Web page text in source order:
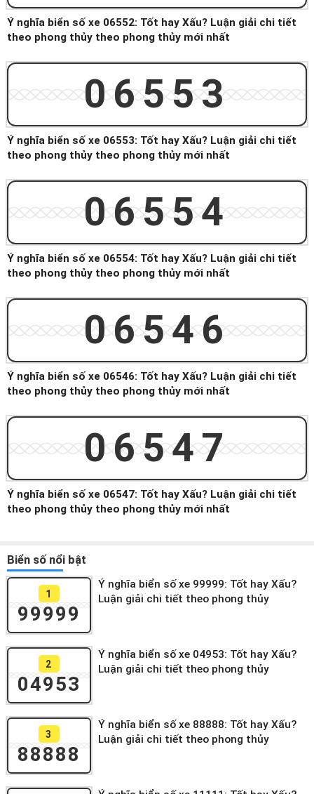
Ý nghĩa biển số xe 06552: Tốt hay Xấu? Luận giải chi tiết
theo phong thủy theo phong thủy mới nhất
06553
Ý nghĩa biển số xe 06553: Tốt hay Xấu? Luận giải chi tiết
theo phong thủy theo phong thủy mới nhất
06554
Ý nghĩa biển số xe 06554: Tốt hay Xấu? Luận giải chi tiết
theo phong thủy theo phong thủy mới nhất
06546
Ý nghĩa biển số xe 06546: Tốt hay Xấu? Luận giải chi tiết
theo phong thủy theo phong thủy mới nhất
06547
Ý nghĩa biển số xe 06547: Tốt hay Xấu? Luận giải chi tiết
theo phong thủy theo phong thủy mới nhất
Biển số nổi bật
1
99999
Ý nghĩa biển số xe 99999: Tốt hay Xấu?
Luận giải chi tiết theo phong thủy
2
04953
Ý nghĩa biển số xe 04953: Tốt hay Xấu?
Luận giải chi tiết theo phong thủy
3
88888
Ý nghĩa biển số xe 88888: Tốt hay Xấu?
Luận giải chi tiết theo phong thủy